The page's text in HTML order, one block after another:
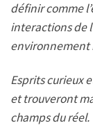
définir comme
interactions de
environnement
Esprits curieux
et trouveront
champs du réel.